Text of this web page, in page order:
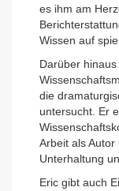
es ihm am
Wissen auf
Darüber
die
untersucht. Er
Arbeit als
Unterhaltung
Eric gibt auch